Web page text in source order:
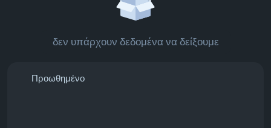
δεν υπάρχουν δεδομένα να δείξουμε
Προωθημένο